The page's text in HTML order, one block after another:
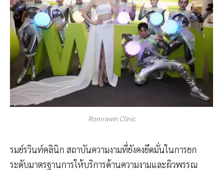
Romrawin Clinic
รมย์รวินท์คลินิก สถาบันความงามที่ยังคงยึดมั่นในการยก
ระดับมาตรฐานการให้บริการด้านความงามและผิวพรรณ